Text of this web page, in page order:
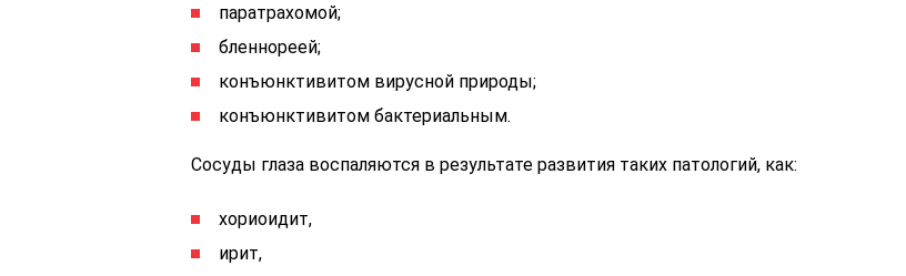
паратрахомой;
бленнореей;
конъюнктивитом вирусной природы;
конъюнктивитом бактериальным.
Сосуды глаза воспаляются в результате развития таких патологий, как:
хориоидит,
ирит,